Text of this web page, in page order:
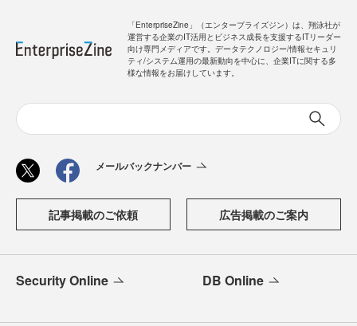
「EnterpriseZine」（エンタープライズジン）は、翔泳社が
運営する企業のIT活用とビジネス成長を支援するITリーダー
向け専門メディアです。データテクノロジー/情報セキュリ
ティ/システム運用の最新動向を中心に、企業ITに関する多
様な情報をお届けしています。
メールバックナンバー
記事掲載のご依頼 広告掲載のご案内
Security Online DB Online